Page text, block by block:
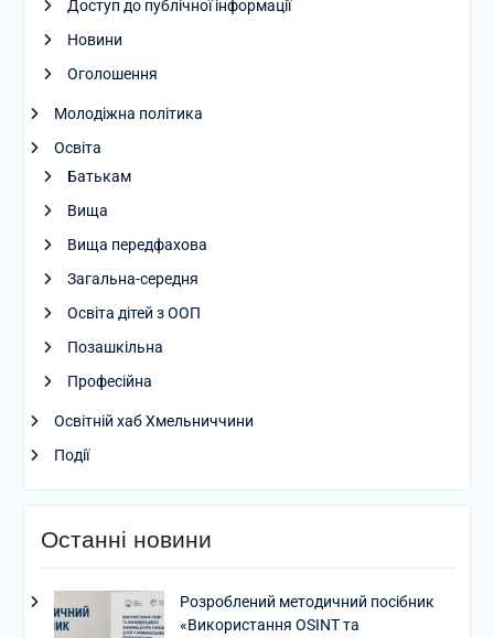
Доступ до публічної інформації
Новини
Оголошення
Молодіжна політика
Освіта
Батькам
Вища
Вища передфахова
Загальна-середня
Освіта дітей з ООП
Позашкільна
Професійна
Освітній хаб Хмельниччини
Події
Останні новини
Розроблений методичний посібник
«Використання OSINT та